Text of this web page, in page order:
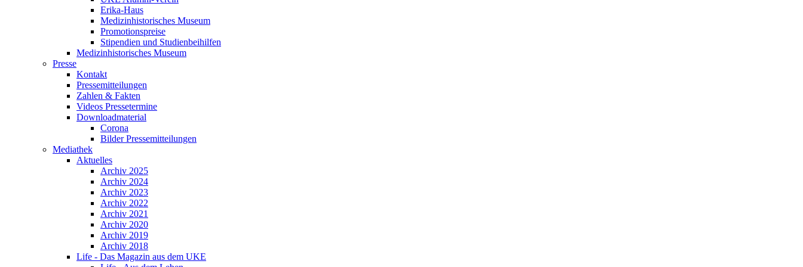
Erika-Haus
Medizinhistorisches Museum
Promotionspreise
Stipendien und Studienbeihilfen
Medizinhistorisches Museum
Presse
Kontakt
Pressemitteilungen
Zahlen & Fakten
Videos Pressetermine
Downloadmaterial
Corona
Bilder Pressemitteilungen
Mediathek
Aktuelles
Archiv 2025
Archiv 2024
Archiv 2023
Archiv 2022
Archiv 2021
Archiv 2020
Archiv 2019
Archiv 2018
Life - Das Magazin aus dem UKE